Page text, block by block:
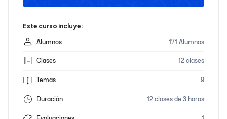
Este curso incluye:
Alumnos 171 Alumnos
Clases 12 clases
Temas 9
Duración 12 clases de 3 horas